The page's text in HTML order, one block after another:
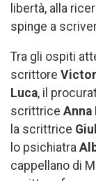
libertà, alla
spinge a
Tra gli ospiti
scrittore
Luca, il
scrittrice Anna
la scrittrice
lo psichiatra
cappellano di